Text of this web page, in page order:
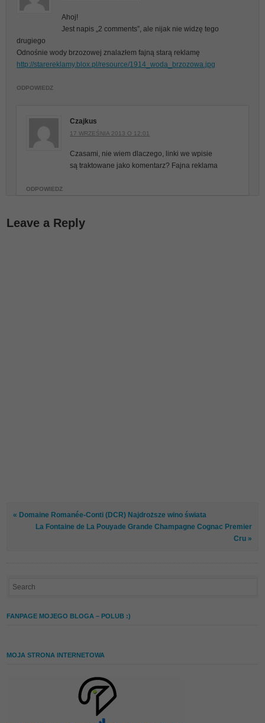
Ahoj!
Jest napis „2 comments”, ale nijak nie widzę tego
drugiego
Odnośnie wody brzozowej znalazłem fajną starą reklamę
http://starereklamy.blox.pl/resource/1914_woda_brzozowa.jpg
ODPOWIEDZ
Czajkus
17 WRZEŚNIA 2013 O 12:01
Czasami, nie wiem dlaczego, linki we wpisie
są traktowane jako komentarz? Fajna reklama
ODPOWIEDZ
Leave a Reply
« Domaine Romanée-Conti (DCR) Najdroższe wino świata
La Fontaine de La Pouyade Grande Champagne Cognac Premier
Cru »
FANPAGE MOJEGO BLOGA – POLUB :)
MOJA STRONA INTERNETOWA